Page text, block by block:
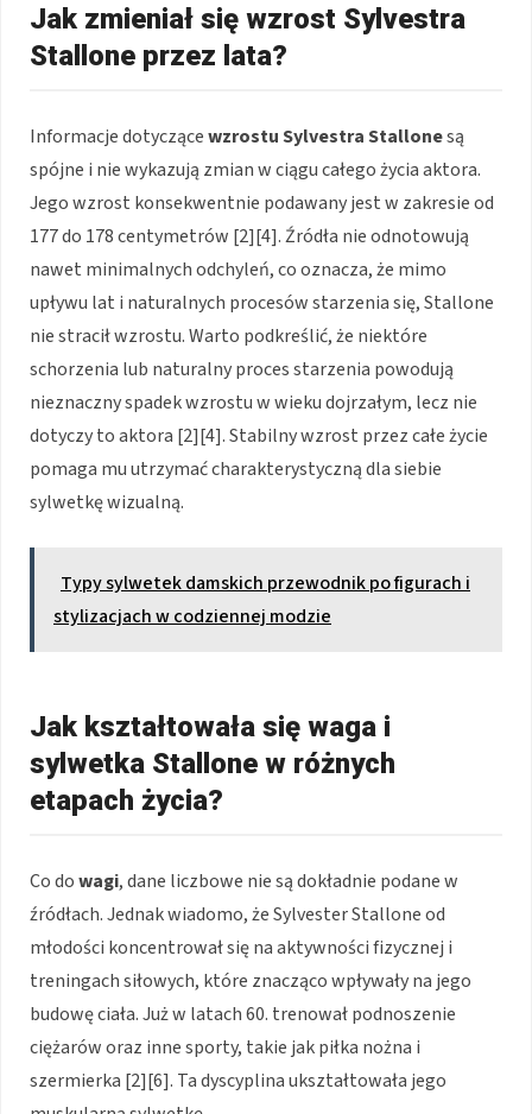
Jak zmieniał się wzrost Sylvestra
Stallone przez lata?
Informacje dotyczącewzrostu Sylvestra Stallonesą
spójne i nie wykazują zmian w ciągu całego życia aktora.
Jego wzrost konsekwentnie podawany jest w zakresie od
177 do 178 centymetrów [2][4]. Źródła nie odnotowują
nawet minimalnych odchyleń, co oznacza, że mimo
upływu lat i naturalnych procesów starzenia się, Stallone
nie stracił wzrostu. Warto podkreślić, że niektóre
schorzenia lub naturalny proces starzenia powodują
nieznaczny spadek wzrostu w wieku dojrzałym, lecz nie
dotyczy to aktora [2][4]. Stabilny wzrost przez całe życie
pomaga mu utrzymać charakterystyczną dla siebie
sylwetkę wizualną.
Typy sylwetek damskich przewodnik po figurach i
stylizacjach w codziennej modzie
Jak kształtowała się waga i
sylwetka Stallone w różnych
etapach życia?
Co dowagi, dane liczbowe nie są dokładnie podane w
źródłach. Jednak wiadomo, że Sylvester Stallone od
młodości koncentrował się na aktywności fizycznej i
treningach siłowych, które znacząco wpływały na jego
budowę ciała. Już w latach 60. trenował podnoszenie
ciężarów oraz inne sporty, takie jak piłka nożna i
szermierka [2][6]. Ta dyscyplina ukształtowała jego